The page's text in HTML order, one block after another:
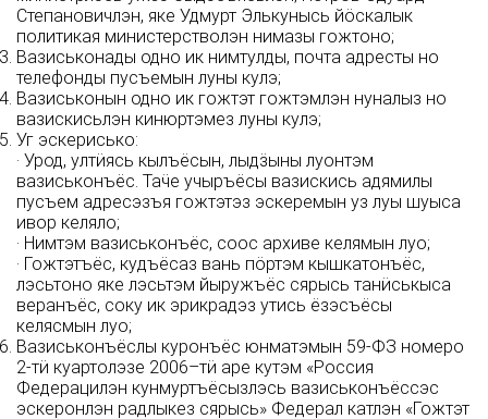
Степановичлэн, яке Удмурт Элькунысь йӧскалык
политикая министерстволэн нимазы гожтоно;
Вазиськонады одно ик нимтулды, почта адресты но
телефонды пусъемын луны кулэ;
Вазиськонын одно ик гожтэт гожтэмлэн нуналыз но
вазискисьлэн кинюртэмез луны кулэ;
Уг эскерисько:
· Урод, ултӥясь кылъёсын, лыдӟыны луонтэм
вазиськонъёс. Таӵе учыръёсы вазискись адямилы
пусъем адресэзъя гожтэтэз эскеремын уз луы шуыса
ивор келяло;
· Нимтэм вазиськонъёс, соос архиве келямын луо;
· Гожтэтъёс, кудъёсаз вань пӧртэм кышкатонъёс,
лэсьтоно яке лэсьтэм йыружъёс сярысь танӥськыса
веранъёс, соку ик эрикрадэз утись ёзэсъёсы
келясмын луо;
Вазиськонъёслы куронъёс юнматэмын 59-ФЗ номеро
2-тӥ куартолэзе 2006–тӥ аре кутэм «Россия
Федерацилэн кунмуртъёсызлэсь вазиськонъёссэс
эскеронлэн радлыкез сярысь» Федерал катлэн «Гожтэт